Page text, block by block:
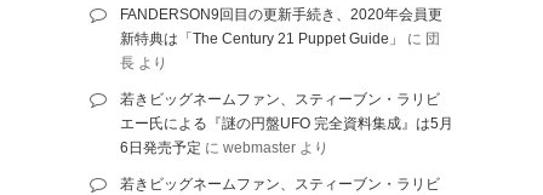
FANDERSON9回目の更新手続き、2020年会員更
新特典は「The Century 21 Puppet Guide」
に 団
長 より
若きビッグネームファン、スティーブン・ラリビ
エー氏による『謎の円盤UFO 完全資料集成』は5月
6日発売予定 に webmaster より
若きビッグネームファン、スティーブン・ラリビ